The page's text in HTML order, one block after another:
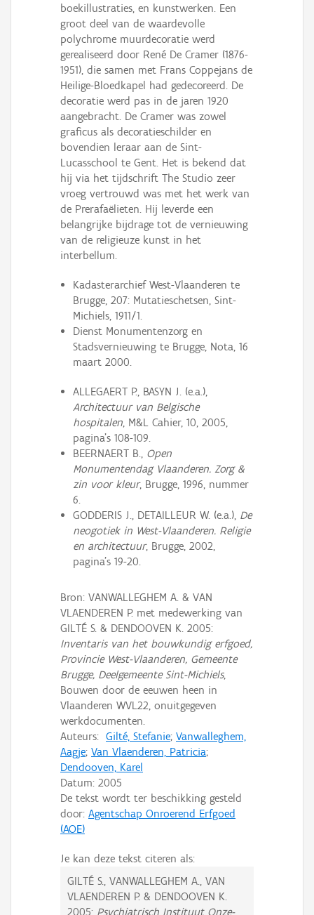
boekillustraties, en kunstwerken. Een
groot deel van de waardevolle
polychrome muurdecoratie werd
gerealiseerd door René De Cramer (1876-
1951), die samen met Frans Coppejans de
Heilige-Bloedkapel had gedecoreerd. De
decoratie werd pas in de jaren 1920
aangebracht. De Cramer was zowel
graficus als decoratieschilder en
bovendien leraar aan de Sint-
Lucasschool te Gent. Het is bekend dat
hij via het tijdschrift The Studio zeer
vroeg vertrouwd was met het werk van
de Prerafaëlieten. Hij leverde een
belangrijke bijdrage tot de vernieuwing
van de religieuze kunst in het
interbellum.
Kadasterarchief West-Vlaanderen te
Brugge, 207: Mutatieschetsen, Sint-
Michiels, 1911/1.
Dienst Monumentenzorg en
Stadsvernieuwing te Brugge, Nota, 16
maart 2000.
ALLEGAERT P., BASYN J. (e.a.),
Architectuur van Belgische
hospitalen, M&L Cahier, 10, 2005,
pagina's 108-109.
BEERNAERT B., Open
Monumentendag Vlaanderen. Zorg &
zin voor kleur, Brugge, 1996, nummer
6.
GODDERIS J., DETAILLEUR W. (e.a.), De
neogotiek in West-Vlaanderen. Religie
en architectuur, Brugge, 2002,
pagina's 19-20.
Bron: VANWALLEGHEM A. & VAN
VLAENDEREN P. met medewerking van
GILTÉ S. & DENDOOVEN K. 2005:
Inventaris van het bouwkundig erfgoed,
Provincie West-Vlaanderen, Gemeente
Brugge, Deelgemeente Sint-Michiels,
Bouwen door de eeuwen heen in
Vlaanderen WVL22, onuitgegeven
werkdocumenten.
Auteurs: Gilté, Stefanie; Vanwalleghem,
Aagje; Van Vlaenderen, Patricia;
Dendooven, Karel
Datum: 2005
De tekst wordt ter beschikking gesteld
door: Agentschap Onroerend Erfgoed
(AOE)
Je kan deze tekst citeren als:
GILTÉ S., VANWALLEGHEM A., VAN
VLAENDEREN P. & DENDOOVEN K.
2005: Psychiatrisch Instituut Onze-